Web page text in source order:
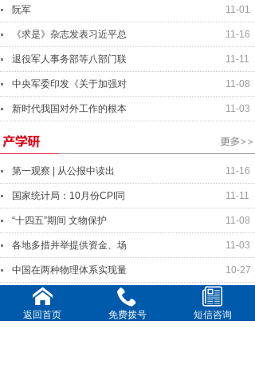
11-01
阮军
11-16
《求是》杂志发表习近平总
11-11
退役军人事务部等八部门联
11-08
中央军委印发《关于加强对
11-03
新时代我国对外工作的根本
11-16
第一观察 | 从公报中读出
11-11
国家统计局：10月份CPI同
11-08
“十四五”期间 文物保护
11-03
各地多措并举提供资金、场
10-27
中国在两种物理体系实现量
返回首页 免费拨号 短信咨询